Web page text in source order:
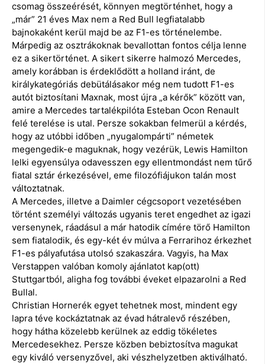
csomag összeérését, könnyen megtörténhet, hogy a
„már” 21 éves Max nem a Red Bull legfiatalabb
bajnokaként kerül majd be az F1-es történelembe.
Márpedig az osztrákoknak bevallottan fontos célja lenne
ez a sikertörténet. A sikert sikerre halmozó Mercedes,
amely korábban is érdeklődött a holland iránt, de
királykategóriás debütálásakor még nem tudott F1-es
autót biztosítani Maxnak, most újra „a kérők” között van,
amire a Mercedes tartalékpilóta Esteban Ocon Renault
felé terelése is utal. Persze sokakban felmerül a kérdés,
hogy az utóbbi időben „nyugalompárti” németek
megengedik-e maguknak, hogy vezérük, Lewis Hamilton
lelki egyensúlya odavesszen egy ellentmondást nem tűrő
fiatal sztár érkezésével, eme filozófiájukon talán most
változtatnak.
A Mercedes, illetve a Daimler cégcsoport vezetésében
történt személyi változás ugyanis teret engedhet az igazi
versenynek, ráadásul a már hatodik címére törő Hamilton
sem fiatalodik, és egy-két év múlva a Ferrarihoz érkezhet
F1-es pályafutása utolsó szakaszára. Vagyis, ha Max
Verstappen valóban komoly ajánlatot kap(ott)
Stuttgartból, aligha fog további éveket elpazarolni a Red
Bullal.
Christian Hornerék egyet tehetnek most, mindent egy
lapra téve kockáztatnak az évad hátralevő részében,
hogy hátha közelebb kerülnek az eddig tökéletes
Mercedesekhez. Persze közben bebiztosítva magukat
egy kiváló versenyzővel, aki vészhelyzetben aktiválható.